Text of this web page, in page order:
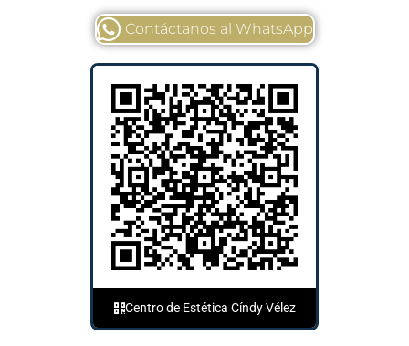
Contáctanos al WhatsApp
Centro de Estética Cíndy Vélez